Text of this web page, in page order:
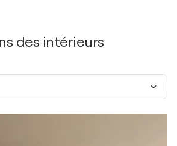
des intérieurs